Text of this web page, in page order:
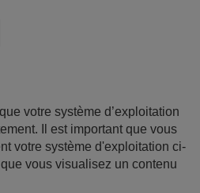
votre système d’exploitation
Il est important que vous
votre système d'exploitation ci-
vous visualisez un contenu